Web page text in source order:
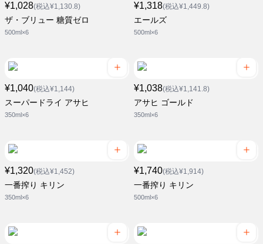
¥1,028(税込¥1,130.8)
ザ・ブリュー 糖質ゼロ
500ml×6
¥1,318(税込¥1,449.8)
エールズ
500ml×6
¥1,040(税込¥1,144)
スーパードライ アサヒ
350ml×6
¥1,038(税込¥1,141.8)
アサヒ ゴールド
350ml×6
¥1,320(税込¥1,452)
一番搾り キリン
350ml×6
¥1,740(税込¥1,914)
一番搾り キリン
500ml×6